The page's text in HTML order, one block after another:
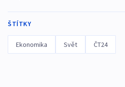
ŠTÍTKY
Ekonomika Svět ČT24